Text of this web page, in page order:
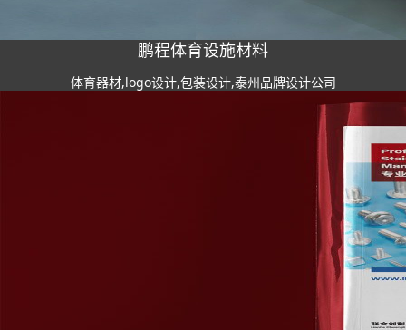
鹏程体育设施材料
体育器材,logo设计,包装设计,泰州品牌设计公司